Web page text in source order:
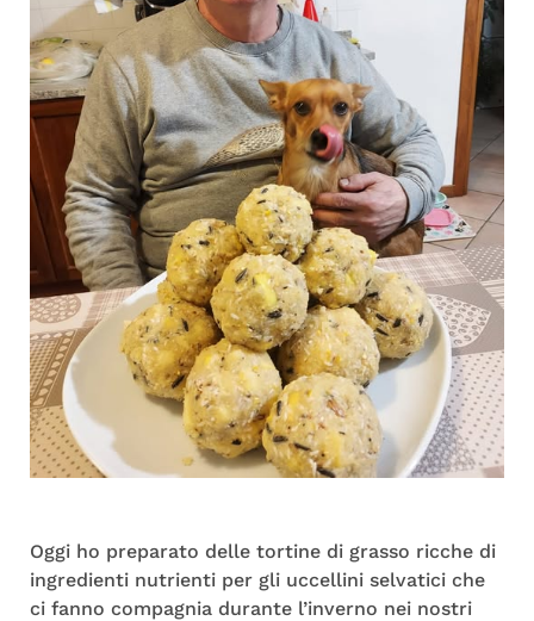
Oggi ho preparato delle tortine di grasso ricche di
ingredienti nutrienti per gli uccellini selvatici che
ci fanno compagnia durante l’inverno nei nostri